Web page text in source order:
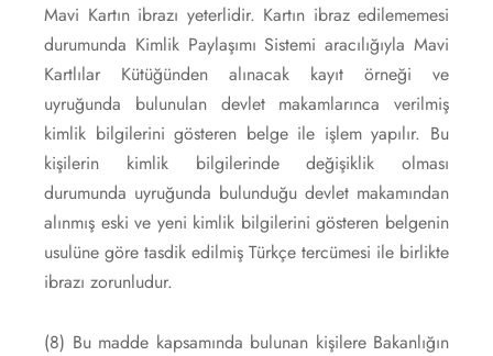
Mavi Kartın ibrazı yeterlidir. Kartın ibraz edilememesi
durumunda Kimlik Paylaşımı Sistemi aracılığıyla Mavi
Kartlılar Kütüğünden alınacak kayıt örneği ve
uyruğunda bulunulan devlet makamlarınca verilmiş
kimlik bilgilerini gösteren belge ile işlem yapılır. Bu
kişilerin kimlik bilgilerinde değişiklik olması
durumunda uyruğunda bulunduğu devlet makamından
alınmış eski ve yeni kimlik bilgilerini gösteren belgenin
usulüne göre tasdik edilmiş Türkçe tercümesi ile birlikte
ibrazı zorunludur.
(8) Bu madde kapsamında bulunan kişilere Bakanlığın